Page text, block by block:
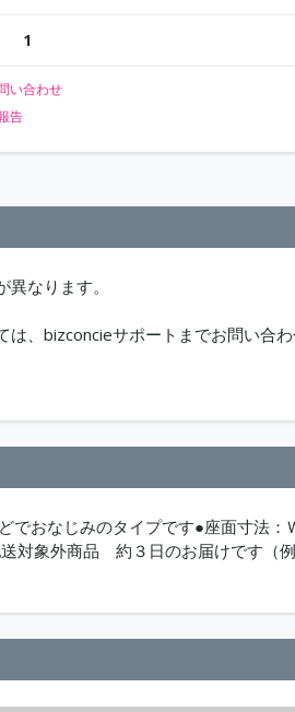
1
い合わせ
告
なります。
、bizconcieサポートまでお問い合わ
でおなじみのタイプです●座面寸法：
対象外商品 約３日のお届けです（